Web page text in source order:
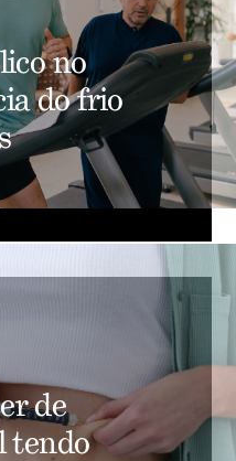
no
do frio
de
tendo